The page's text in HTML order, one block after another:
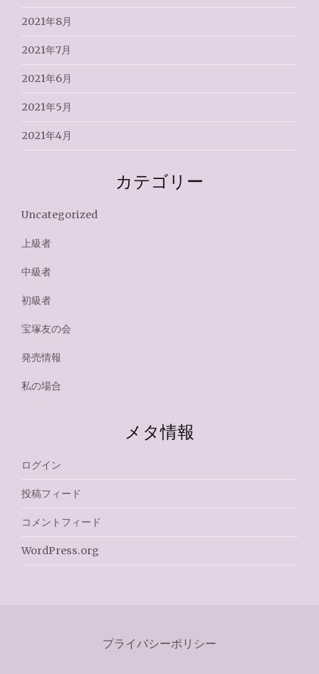
2021年8月
2021年7月
2021年6月
2021年5月
2021年4月
カテゴリー
Uncategorized
上級者
中級者
初級者
宝塚友の会
発売情報
私の場合
メタ情報
ログイン
投稿フィード
コメントフィード
WordPress.org
プライバシーポリシー